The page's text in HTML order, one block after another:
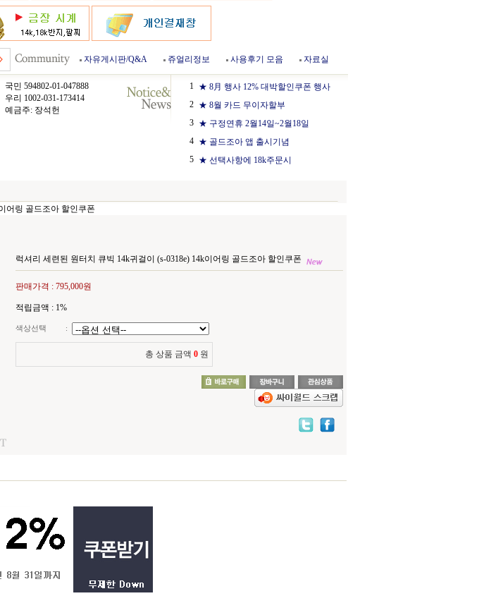
자유게시판/Q&A 쥬얼리정보 사용후기 모음 자료실
국민 594802-01-047888
우리 1002-031-173414
예금주: 장석헌
1 ★ 8月 행사 12% 대박할인쿠폰 행사
2 ★ 8월 카드 무이자할부
3 ★ 구정연휴 2월14일~2월18일
4 ★ 골드조아 앱 출시기념
5 ★ 선택사항에 18k주문시
어링 골드조아 할인쿠폰
럭셔리 세련된 원터치 큐빅 14k귀걸이 (s-0318e) 14k이어링 골드조아 할인쿠폰
판매가격 : 795,000원
적립금액 : 1%
색상선택 :
총 상품 금액 0 원